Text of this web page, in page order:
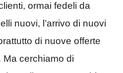
ormai fedeli da
nuovi, l’arrivo di nuovi
di nuove offerte
Ma cerchiamo di